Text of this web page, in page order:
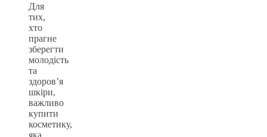
Для
тих,
хто
прагне
зберегти
молодість
та
здоров’я
шкіри,
важливо
купити
косметику,
яка